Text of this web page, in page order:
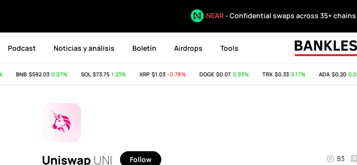
NEAR- Confidential swaps across 35+ chains
Podcast Noticias y análisis Boletín Airdrops Tools
BNB$592.03 0.07% SOL$73.75 1.23% XRP$1.03 -0.78% DOGE$0.07 0.93% TRX$0.33 0.17% ADA$0.20 0.02%
Uniswap UNI Follow 83